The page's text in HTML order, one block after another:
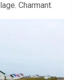
Charmant.